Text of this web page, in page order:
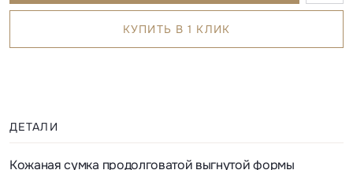
КУПИТЬ В 1 КЛИК
ДЕТАЛИ
Кожаная сумка продолговатой выгнутой формы